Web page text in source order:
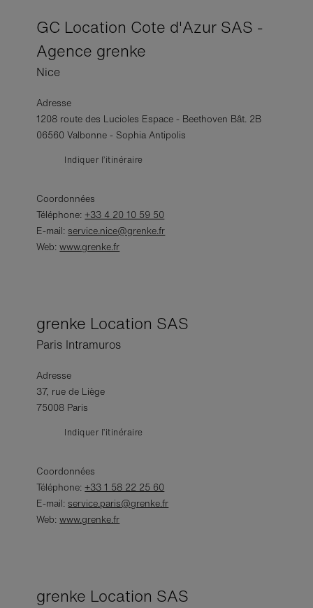
GC Location Cote d'Azur SAS -
Agence grenke
Nice
Adresse
1208 route des Lucioles Espace - Beethoven Bât. 2B
06560 Valbonne - Sophia Antipolis
Indiquer l’itinéraire
Coordonnées
Téléphone:+33 4 20 10 59 50
E-mail: service.nice@grenke.fr
Web:www.grenke.fr
grenke Location SAS
Paris Intramuros
Adresse
37, rue de Liège
75008 Paris
Indiquer l’itinéraire
Coordonnées
Téléphone:+33 1 58 22 25 60
E-mail: service.paris@grenke.fr
Web:www.grenke.fr
grenke Location SAS